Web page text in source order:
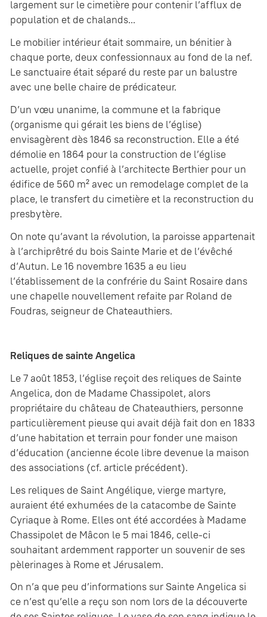
largement sur le cimetière pour contenir l’afflux de
population et de chalands...
Le mobilier intérieur était sommaire, un bénitier à
chaque porte, deux confessionnaux au fond de la nef.
Le sanctuaire était séparé du reste par un balustre
avec une belle chaire de prédicateur.
D’un vœu unanime, la commune et la fabrique
(organisme qui gérait les biens de l’église)
envisagèrent dès 1846 sa reconstruction. Elle a été
démolie en 1864 pour la construction de l’église
actuelle, projet confié à l’architecte Berthier pour un
édifice de 560 m² avec un remodelage complet de la
place, le transfert du cimetière et la reconstruction du
presbytère.
On note qu’avant la révolution, la paroisse appartenait
à l’archiprêtré du bois Sainte Marie et de l’évêché
d’Autun. Le 16 novembre 1635 a eu lieu
l’établissement de la confrérie du Saint Rosaire dans
une chapelle nouvellement refaite par Roland de
Foudras, seigneur de Chateauthiers.
Reliques de sainte Angelica
Le 7 août 1853, l’église reçoit des reliques de Sainte
Angelica, don de Madame Chassipolet, alors
propriétaire du château de Chateauthiers, personne
particulièrement pieuse qui avait déjà fait don en 1833
d’une habitation et terrain pour fonder une maison
d’éducation (ancienne école libre devenue la maison
des associations (cf. article précédent).
Les reliques de Saint Angélique, vierge martyre,
auraient été exhumées de la catacombe de Sainte
Cyriaque à Rome. Elles ont été accordées à Madame
Chassipolet de Mâcon le 5 mai 1846, celle-ci
souhaitant ardemment rapporter un souvenir de ses
pèlerinages à Rome et Jérusalem.
On n’a que peu d’informations sur Sainte Angelica si
ce n’est qu’elle a reçu son nom lors de la découverte